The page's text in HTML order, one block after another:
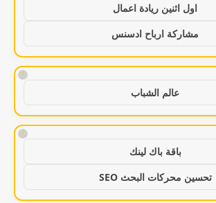
اول اثنين ريادة اعمال
مشاركة ارباح ادسنس
!
عالم الشباب
!
باقة باك لينك
تحسين محركات البحث SEO